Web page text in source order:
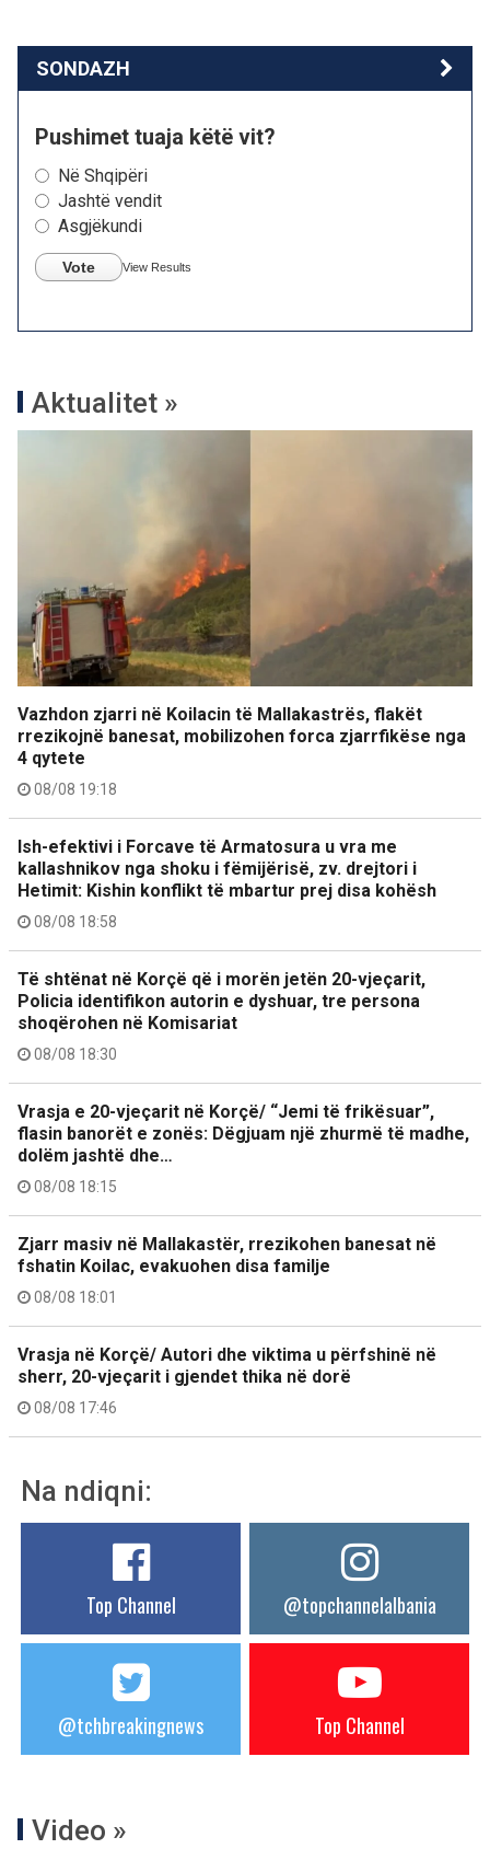
SONDAZH
Pushimet tuaja këtë vit?
Në Shqipëri
Jashtë vendit
Asgjëkundi
Vote View Results
Aktualitet »
Vazhdon zjarri në Koilacin të Mallakastrës, flakët
rrezikojnë banesat, mobilizohen forca zjarrfikëse nga
4 qytete
08/08 19:18
Ish-efektivi i Forcave të Armatosura u vra me
kallashnikov nga shoku i fëmijërisë, zv. drejtori i
Hetimit: Kishin konflikt të mbartur prej disa kohësh
08/08 18:58
Të shtënat në Korçë që i morën jetën 20-vjeçarit,
Policia identifikon autorin e dyshuar, tre persona
shoqërohen në Komisariat
08/08 18:30
Vrasja e 20-vjeçarit në Korçë/ “Jemi të frikësuar”,
flasin banorët e zonës: Dëgjuam një zhurmë të madhe,
dolëm jashtë dhe…
08/08 18:15
Zjarr masiv në Mallakastër, rrezikohen banesat në
fshatin Koilac, evakuohen disa familje
08/08 18:01
Vrasja në Korçë/ Autori dhe viktima u përfshinë në
sherr, 20-vjeçarit i gjendet thika në dorë
08/08 17:46
Na ndiqni:
Top Channel @topchannelalbania
@tchbreakingnews Top Channel
Video »